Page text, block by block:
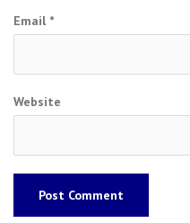
Email *
Website